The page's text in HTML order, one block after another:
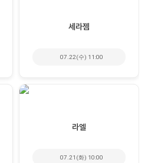
세라젬
07.22(수) 11:00
라엘
07.21(화) 10:00